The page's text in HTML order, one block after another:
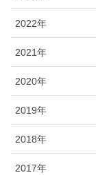
2022年
2021年
2020年
2019年
2018年
2017年